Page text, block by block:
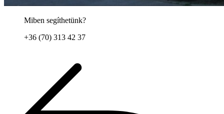
Miben segíthetünk?
+36 (70) 313 42 37